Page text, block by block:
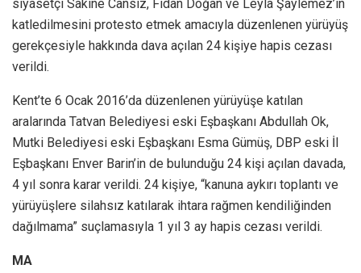
siyasetçi Sakine Cansız, Fidan Doğan ve Leyla Şaylemez’in
katledilmesini protesto etmek amacıyla düzenlenen yürüyüş
gerekçesiyle hakkında dava açılan 24 kişiye hapis cezası
verildi.
Kent’te 6 Ocak 2016’da düzenlenen yürüyüşe katılan
aralarında Tatvan Belediyesi eski Eşbaşkanı Abdullah Ok,
Mutki Belediyesi eski Eşbaşkanı Esma Gümüş, DBP eski İl
Eşbaşkanı Enver Barin’in de bulunduğu 24 kişi açılan davada,
4 yıl sonra karar verildi. 24 kişiye, “kanuna aykırı toplantı ve
yürüyüşlere silahsız katılarak ihtara rağmen kendiliğinden
dağılmama” suçlamasıyla 1 yıl 3 ay hapis cezası verildi.
MA